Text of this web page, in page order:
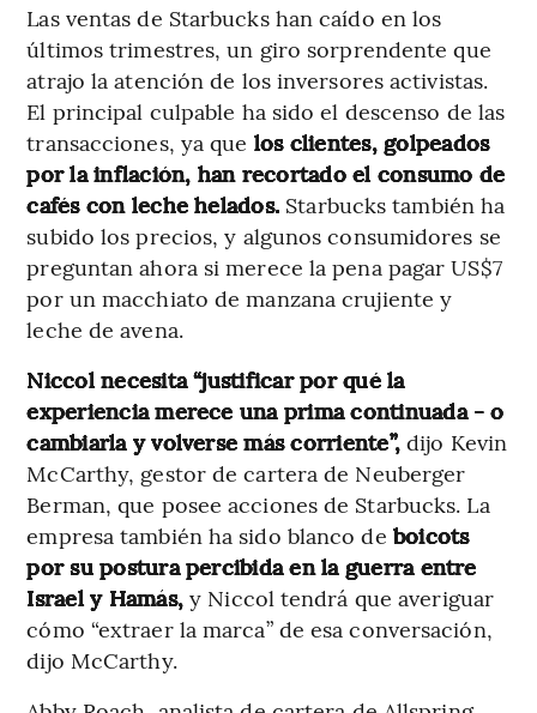
Las ventas de Starbucks han caído en los
últimos trimestres, un giro sorprendente que
atrajo la atención de los inversores activistas.
El principal culpable ha sido el descenso de las
transacciones, ya que los clientes, golpeados
por la inflación, han recortado el consumo de
cafés con leche helados. Starbucks también ha
subido los precios, y algunos consumidores se
preguntan ahora si merece la pena pagar US$7
por un macchiato de manzana crujiente y
leche de avena.
Niccol necesita “justificar por qué la
experiencia merece una prima continuada - o
cambiarla y volverse más corriente”, dijo Kevin
McCarthy, gestor de cartera de Neuberger
Berman, que posee acciones de Starbucks. La
empresa también ha sido blanco de boicots
por su postura percibida en la guerra entre
Israel y Hamás, y Niccol tendrá que averiguar
cómo “extraer la marca” de esa conversación,
dijo McCarthy.